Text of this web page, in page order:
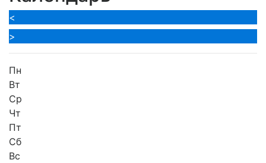
<
>
Пн
Вт
Ср
Чт
Пт
Сб
Вс